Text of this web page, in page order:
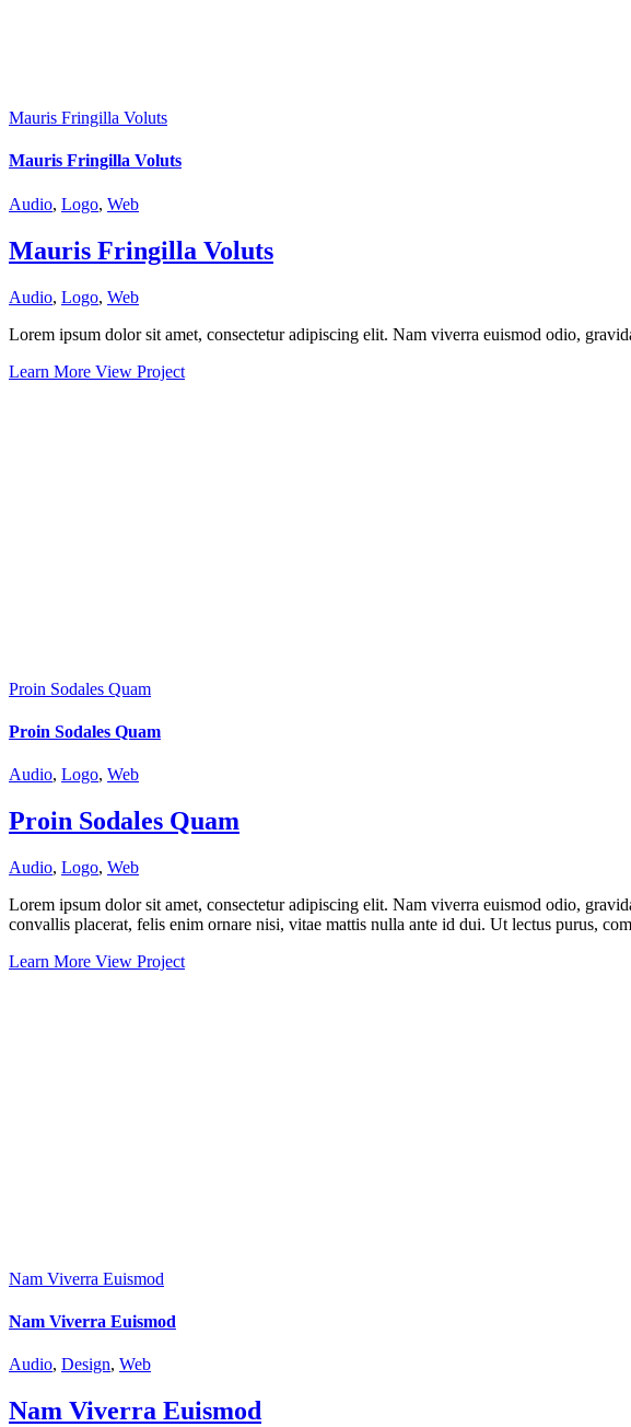
Mauris Fringilla Voluts
Mauris Fringilla Voluts
Audio, Logo, Web
Mauris Fringilla Voluts
Audio, Logo, Web
Lorem ipsum dolor sit amet, consectetur adipiscing elit. Nam viverra euismod odio,
Learn More View Project
Proin Sodales Quam
Proin Sodales Quam
Audio, Logo, Web
Proin Sodales Quam
Audio, Logo, Web
Lorem ipsum dolor sit amet, consectetur adipiscing elit. Nam viverra euismod odio,
convallis placerat, felis enim ornare nisi, vitae mattis nulla ante id dui. Ut lectus purus,
Learn More View Project
Nam Viverra Euismod
Nam Viverra Euismod
Audio, Design, Web
Nam Viverra Euismod